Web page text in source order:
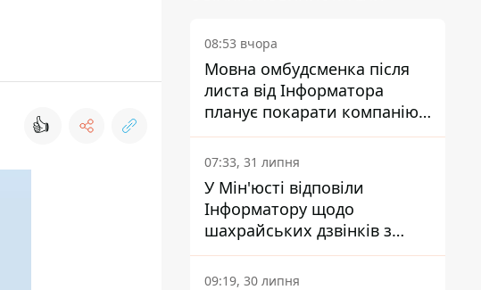
👍
08:53 вчора
Мовна омбудсменка після
листа від Інформатора
планує покарати компанію-
підрядника ПриватБанку
07:33, 31 липня
У Мін'юсті відповіли
Інформатору щодо
шахрайських дзвінків з
камери Сумського СІЗО так,
що ніхто нічого не зрозумів
09:19, 30 липня